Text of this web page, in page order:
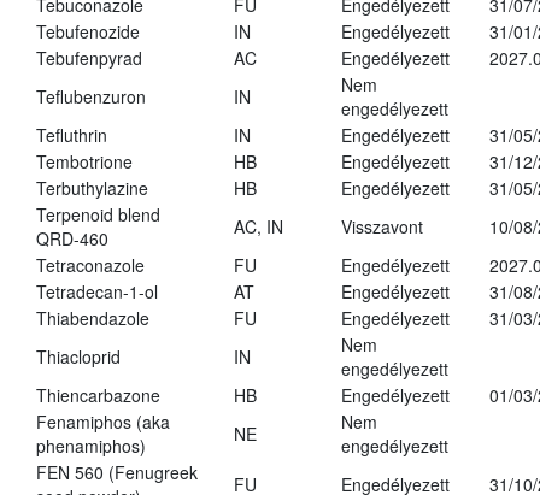
Tebuconazole
FU Engedélyezett
31/
Tebufenozide
IN Engedélyezett
31/
Tebufenpyrad
AC Engedélyezett
Teflubenzuron
IN
Nem
engedélyezett
Tefluthrin
IN Engedélyezett
31/
Tembotrione
HB Engedélyezett
31/
Terbuthylazine
HB Engedélyezett
31/
Terpenoid blend
QRD-460
AC, IN Visszavont
10/
Tetraconazole
FU Engedélyezett
Tetradecan-1-ol
AT Engedélyezett
31/
Thiabendazole
FU Engedélyezett
31/
Thiacloprid
IN
Nem
engedélyezett
Thiencarbazone
HB Engedélyezett
01/
Fenamiphos (aka
phenamiphos)
NE
Nem
engedélyezett
FEN 560 (Fenugreek
FU Engedélyezett 31/